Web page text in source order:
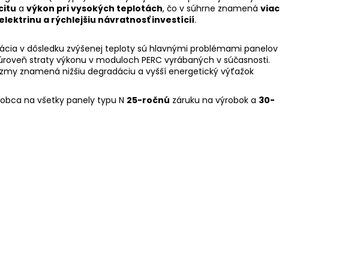
a výkon pri vysokých teplotách, čo v súhrne znamená viac
a rýchlejšiu návratnosť investícií.
v dôsledku zvýšenej teploty sú hlavnými problémami panelov
straty výkonu v moduloch PERC vyrábaných v súčasnosti.
znamená nižšiu degradáciu a vyšší energetický výťažok
na všetky panely typu N 25-ročnú záruku na výrobok a 30-